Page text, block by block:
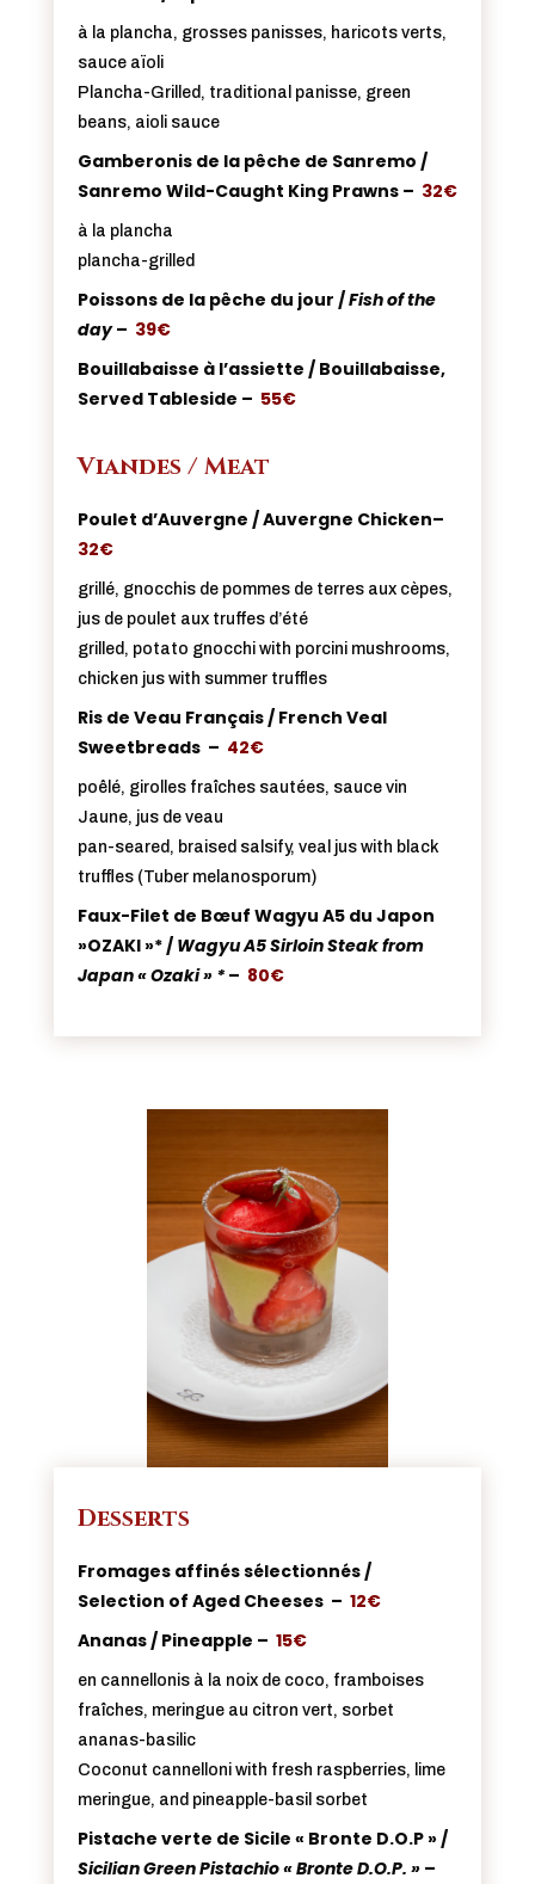
à la plancha, grosses panisses, haricots verts,
sauce aïoli
Plancha-Grilled, traditional panisse, green
beans, aioli sauce
Gamberonis de la pêche de Sanremo /
Sanremo Wild-Caught King Prawns – 32€
à la plancha
plancha-grilled
Poissons de la pêche du jour /Fish of the
day– 39€
Bouillabaisse à l’assiette / Bouillabaisse,
Served Tableside – 55€
Viandes / Meat
Poulet d’Auvergne / Auvergne Chicken–
32€
grillé, gnocchis de pommes de terres aux cèpes,
jus de poulet aux truffes d’été
grilled, potato gnocchi with porcini mushrooms,
chicken jus with summer truffles
Ris de Veau Français / French Veal
Sweetbreads – 42€
poêlé, girolles fraîches sautées, sauce vin
Jaune, jus de veau
pan-seared, braised salsify, veal jus with black
truffles (Tuber melanosporum)
Faux-Filet de Bœuf Wagyu A5 du Japon
»OZAKI »* / Wagyu A5 Sirloin Steak from
Japan « Ozaki » *– 80€
Desserts
Fromages affinés sélectionnés /
Selection of Aged Cheeses – 12€
Ananas / Pineapple – 15€
en cannellonis à la noix de coco, framboises
fraîches, meringue au citron vert, sorbet
ananas-basilic
Coconut cannelloni with fresh raspberries, lime
meringue, and pineapple-basil sorbet
Pistache verte de Sicile « Bronte D.O.P » /
Sicilian Green Pistachio « Bronte D.O.P. »–